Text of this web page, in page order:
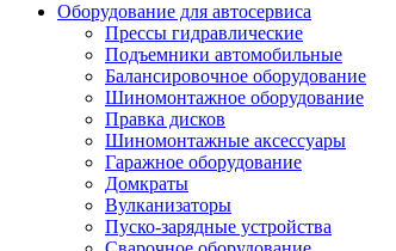
Оборудование для автосервиса
Прессы гидравлические
Подъемники автомобильные
Балансировочное оборудование
Шиномонтажное оборудование
Правка дисков
Шиномонтажные аксессуары
Гаражное оборудование
Домкраты
Вулканизаторы
Пуско-зарядные устройства